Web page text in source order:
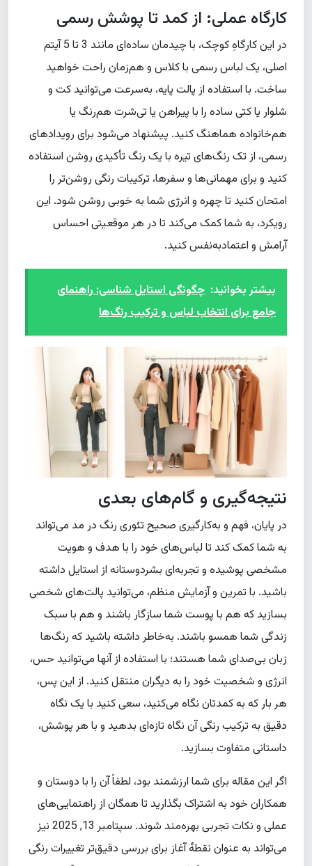
کارگاه عملی: از کمد تا پوشش رسمی
در این کارگاهِ کوچک، با چیدمان ساده‌ای مانند 3 تا 5 آیتم
اصلی، یک لباس رسمی با کلاس و هم‌زمان راحت خواهید
ساخت. با استفاده از پالت پایه، به‌سرعت می‌توانید کت و
شلوار یا کتی ساده را با پیراهن یا تی‌شرت هم‌رنگ یا
هم‌خانواده هماهنگ کنید. پیشنهاد می‌شود برای رویدادهای
رسمی، از تک رنگ‌های تیره با یک رنگ تأکیدی روشن استفاده
کنید و برای مهمانی‌ها و سفرها، ترکیبات رنگی روشن‌تر را
امتحان کنید تا چهره و انرژی شما به خوبی روشن شود. این
رویکرد، به شما کمک می‌کند تا در هر موقعیتی احساس
آرامش و اعتمادبه‌نفس کنید.
بیشتر بخوانید: چگونگی استایل شناسی: راهنمای
جامع برای انتخاب لباس و ترکیب رنگ‌ها
نتیجه‌گیری و گام‌های بعدی
در پایان، فهم و به‌کارگیری صحیح تئوری رنگ در مد می‌تواند
به شما کمک کند تا لباس‌های خود را با هدف و هویت
مشخصی پوشیده و تجربه‌ای بشردوستانه از استایل داشته
باشید. با تمرین و آزمایش منظم، می‌توانید پالت‌های شخصی
بسازید که هم با پوست شما سازگار باشند و هم با سبک
زندگی شما همسو باشند. به‌خاطر داشته باشید که رنگ‌ها
زبان بی‌صدای شما هستند؛ با استفاده از آنها می‌توانید حس،
انرژی و شخصیت خود را به دیگران منتقل کنید. از این پس،
هر بار که به کمدتان نگاه می‌کنید، سعی کنید با یک نگاه
دقیق به ترکیب رنگی آن نگاه تازه‌ای بدهید و با هر پوشش،
داستانی متفاوت بسازید.
اگر این مقاله برای شما ارزشمند بود، لطفاً آن را با دوستان و
همکاران خود به اشتراک بگذارید تا همگان از راهنمایی‌های
عملی و نکات تجربی بهره‌مند شوند. سپتامبر 13, 2025 نیز
می‌تواند به عنوان نقطه‌ٔ آغاز برای بررسی دقیق‌تر تغییرات رنگی